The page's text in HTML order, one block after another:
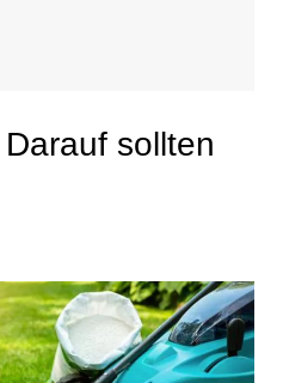
sollten